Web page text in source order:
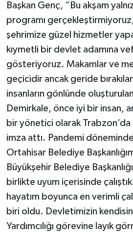
Başkan Genç, “Bu akşam
programı
şehrimize güzel hizmetler
kıymetli bir devlet adamına
gösteriyoruz. Makamlar ve
geçicidir ancak geride
insanların gönlünde oluşturulan
Demirkale, önce iyi bir insan,
bir yönetici olarak
imza attı. Pandemi
Ortahisar Belediye
Büyükşehir Belediye
birlikte uyum içerisinde
hayatım boyunca en verimli
biri oldu. Devletimizin
Yardımcılığı görevine layık